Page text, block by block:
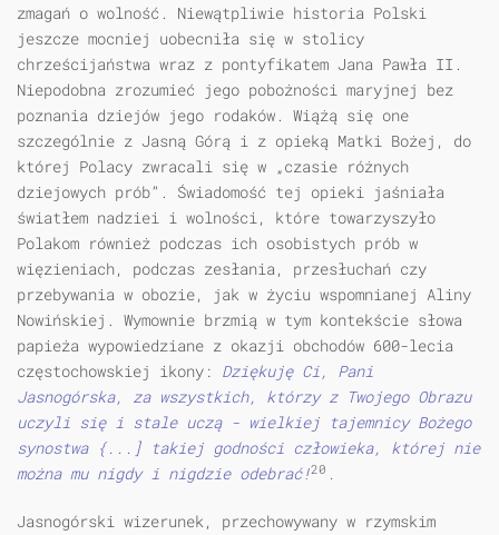
zmagań o wolność. Niewątpliwie historia Polski
jeszcze mocniej uobecniła się w stolicy
chrześcijaństwa wraz z pontyfikatem Jana Pawła II.
Niepodobna zrozumieć jego pobożności maryjnej bez
poznania dziejów jego rodaków. Wiążą się one
szczególnie z Jasną Górą i z opieką Matki Bożej, do
której Polacy zwracali się w „czasie różnych
dziejowych prób”. Świadomość tej opieki jaśniała
światłem nadziei i wolności, które towarzyszyło
Polakom również podczas ich osobistych prób w
więzieniach, podczas zesłania, przesłuchań czy
przebywania w obozie, jak w życiu wspomnianej Aliny
Nowińskiej. Wymownie brzmią w tym kontekście słowa
papieża wypowiedziane z okazji obchodów 600-lecia
częstochowskiej ikony: Dziękuję Ci, Pani
Jasnogórska, za wszystkich, którzy z Twojego Obrazu
uczyli się i stale uczą - wielkiej tajemnicy Bożego
synostwa {...] takiej godności człowieka, której nie
można mu nigdy i nigdzie odebrać!20 .
Jasnogórski wizerunek, przechowywany w rzymskim